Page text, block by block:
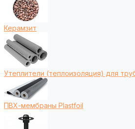
Керамзит
Утеплители (теплоизоляция) для
ПВХ-мембраны Plastfoil